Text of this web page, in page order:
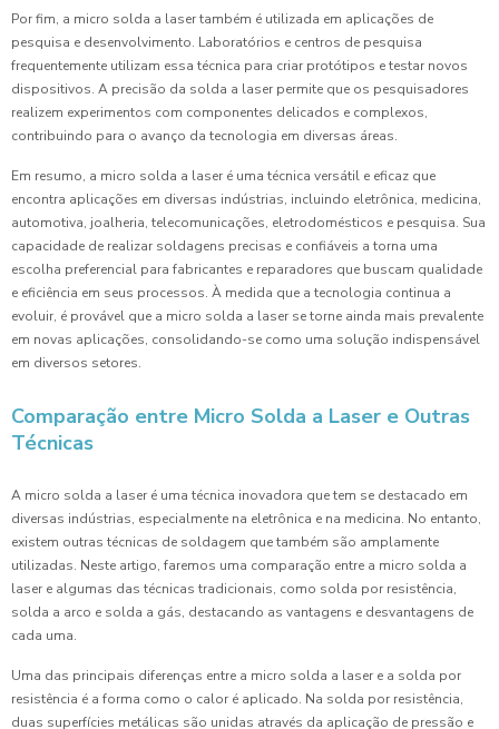
Por fim, a micro solda a laser também é utilizada em aplicações de
pesquisa e desenvolvimento. Laboratórios e centros de pesquisa
frequentemente utilizam essa técnica para criar protótipos e testar novos
dispositivos. A precisão da solda a laser permite que os pesquisadores
realizem experimentos com componentes delicados e complexos,
contribuindo para o avanço da tecnologia em diversas áreas.
Em resumo, a micro solda a laser é uma técnica versátil e eficaz que
encontra aplicações em diversas indústrias, incluindo eletrônica, medicina,
automotiva, joalheria, telecomunicações, eletrodomésticos e pesquisa. Sua
capacidade de realizar soldagens precisas e confiáveis a torna uma
escolha preferencial para fabricantes e reparadores que buscam qualidade
e eficiência em seus processos. À medida que a tecnologia continua a
evoluir, é provável que a micro solda a laser se torne ainda mais prevalente
em novas aplicações, consolidando-se como uma solução indispensável
em diversos setores.
Comparação entre Micro Solda a Laser e Outras
Técnicas
A micro solda a laser é uma técnica inovadora que tem se destacado em
diversas indústrias, especialmente na eletrônica e na medicina. No entanto,
existem outras técnicas de soldagem que também são amplamente
utilizadas. Neste artigo, faremos uma comparação entre a micro solda a
laser e algumas das técnicas tradicionais, como solda por resistência,
solda a arco e solda a gás, destacando as vantagens e desvantagens de
cada uma.
Uma das principais diferenças entre a micro solda a laser e a solda por
resistência é a forma como o calor é aplicado. Na solda por resistência,
duas superfícies metálicas são unidas através da aplicação de pressão e